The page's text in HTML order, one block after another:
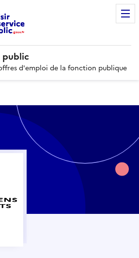
public
d'emploi de la fonction publique